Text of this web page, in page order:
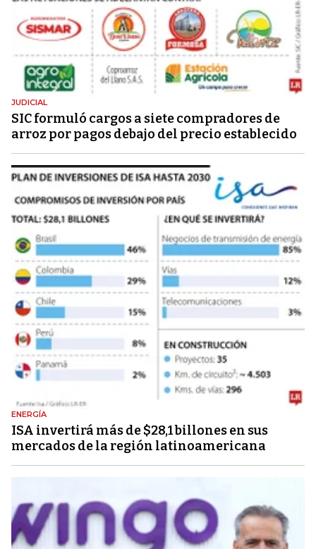
JUDICIAL
SIC formuló cargos a siete compradores de
arroz por pagos debajo del precio establecido
ENERGÍA
ISA invertirá más de $28,1 billones en sus
mercados de la región latinoamericana